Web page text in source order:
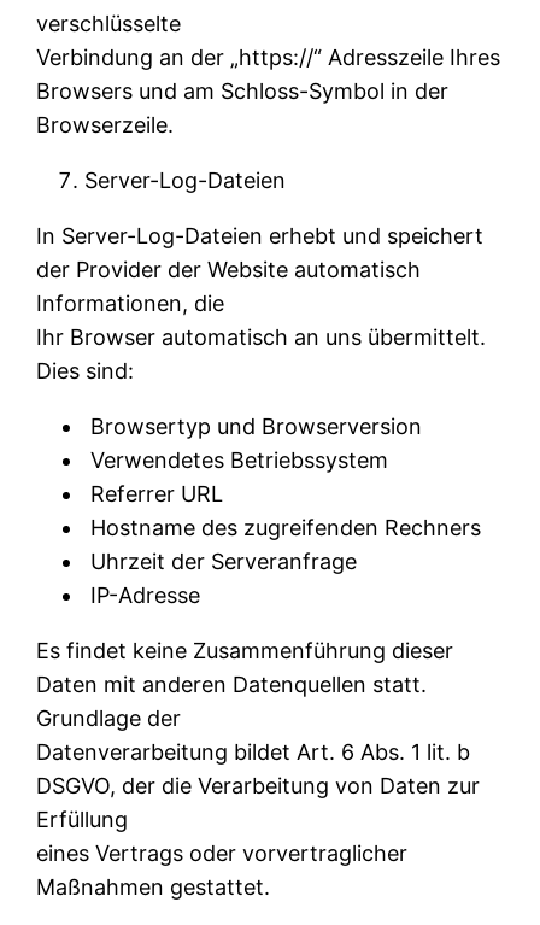
verschlüsselte
Verbindung an der „https://“ Adresszeile Ihres
Browsers und am Schloss-Symbol in der
Browserzeile.
Server-Log-Dateien
In Server-Log-Dateien erhebt und speichert
der Provider der Website automatisch
Informationen, die
Ihr Browser automatisch an uns übermittelt.
Dies sind:
Browsertyp und Browserversion
Verwendetes Betriebssystem
Referrer URL
Hostname des zugreifenden Rechners
Uhrzeit der Serveranfrage
IP-Adresse
Es findet keine Zusammenführung dieser
Daten mit anderen Datenquellen statt.
Grundlage der
Datenverarbeitung bildet Art. 6 Abs. 1 lit. b
DSGVO, der die Verarbeitung von Daten zur
Erfüllung
eines Vertrags oder vorvertraglicher
Maßnahmen gestattet.